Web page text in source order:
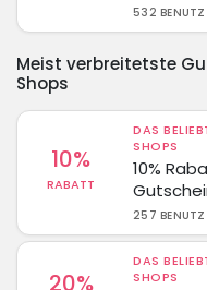
532
Meist verbreitetste
Shops
10%
RABATT
DAS
SHOPS
10%
257
20%
DAS
SHOPS